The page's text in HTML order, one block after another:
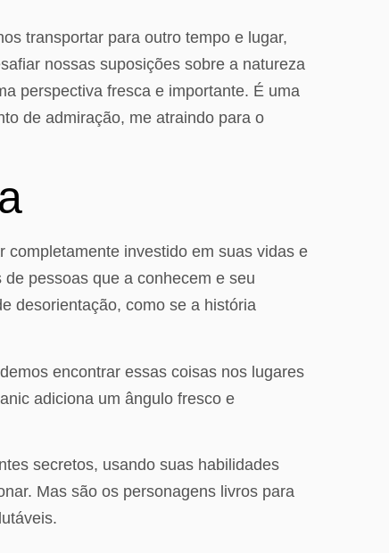
transportar para outro tempo e lugar,
nossas suposições sobre a natureza
perspectiva fresca e importante. É uma
de admiração, me atraindo para o
investido em suas vidas e
pessoas que a conhecem e seu
desorientação, como se a história
encontrar essas coisas nos lugares
adiciona um ângulo fresco e
secretos, usando suas habilidades
Mas são os personagens livros para